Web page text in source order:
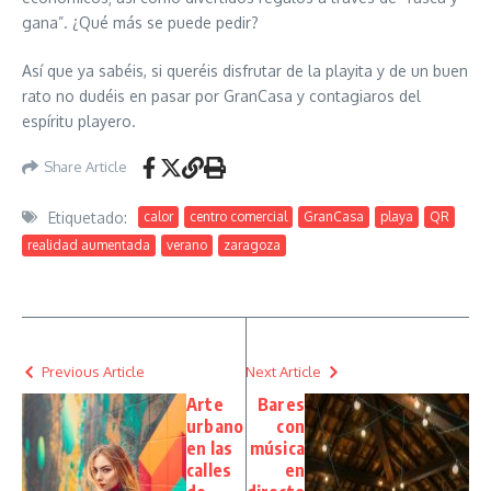
gana”. ¿Qué más se puede pedir?
Así que ya sabéis, si queréis disfrutar de la playita y de un buen
rato no dudéis en pasar por GranCasa y contagiaros del
espíritu playero.
Share Article
Etiquetado: calor centro comercial GranCasa playa
QR
realidad aumentada
verano zaragoza
Previous Article
Arte
urbano
en las
calles
Next Article
Bares
con
música
en